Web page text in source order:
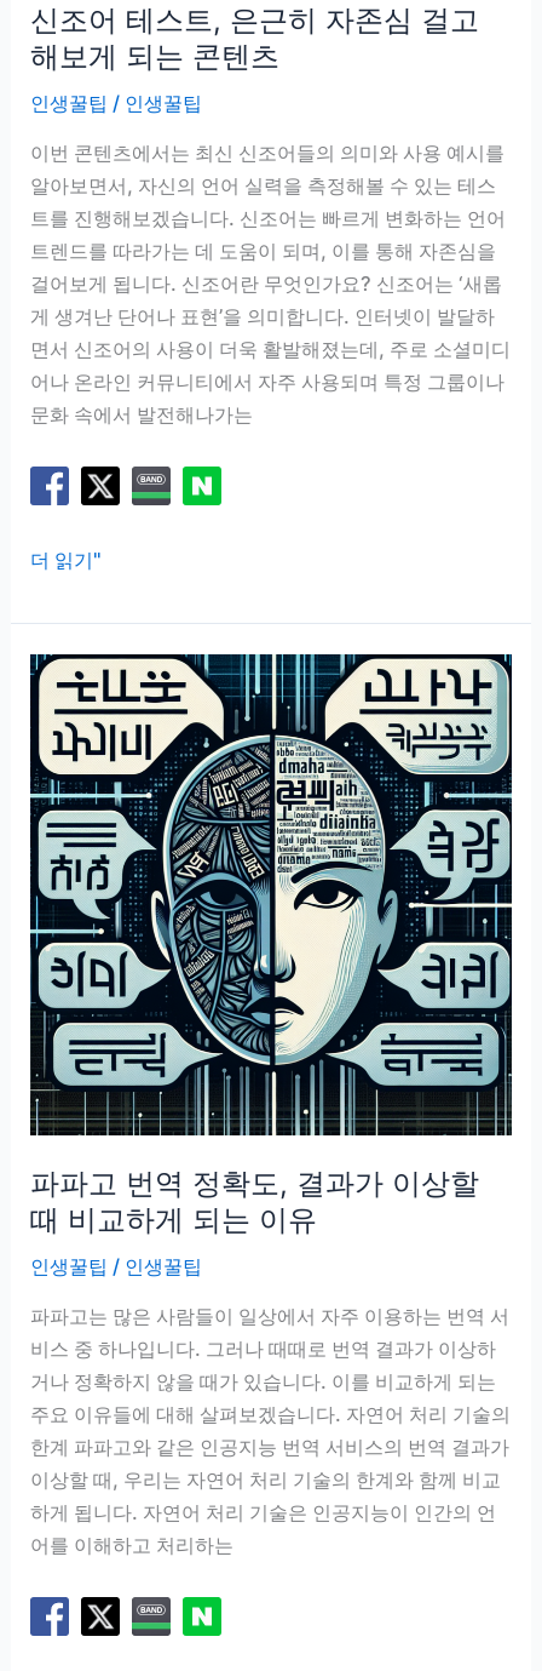
는
이
신조어 테스트, 은근히 자존심 걸고
해보게 되는 콘텐츠
인생꿀팁 / 인생꿀팁
이번 콘텐츠에서는 최신 신조어들의 의미와 사용 예시를
알아보면서, 자신의 언어 실력을 측정해볼 수 있는 테스
트를 진행해보겠습니다. 신조어는 빠르게 변화하는 언어
트렌드를 따라가는 데 도움이 되며, 이를 통해 자존심을
걸어보게 됩니다. 신조어란 무엇인가요? 신조어는 ‘새롭
게 생겨난 단어나 표현’을 의미합니다. 인터넷이 발달하
면서 신조어의 사용이 더욱 활발해졌는데, 주로 소셜미디
어나 온라인 커뮤니티에서 자주 사용되며 특정 그룹이나
문화 속에서 발전해나가는
신
어
테
스
트,
은
근
히
자
존
심
걸
해
보
게
되
콘
텐
더 읽기"
파파고 번역 정확도, 결과가 이상할
때 비교하게 되는 이유
인생꿀팁 / 인생꿀팁
파파고는 많은 사람들이 일상에서 자주 이용하는 번역 서
비스 중 하나입니다. 그러나 때때로 번역 결과가 이상하
거나 정확하지 않을 때가 있습니다. 이를 비교하게 되는
주요 이유들에 대해 살펴보겠습니다. 자연어 처리 기술의
한계 파파고와 같은 인공지능 번역 서비스의 번역 결과가
이상할 때, 우리는 자연어 처리 기술의 한계와 함께 비교
하게 됩니다. 자연어 처리 기술은 인공지능이 인간의 언
어를 이해하고 처리하는